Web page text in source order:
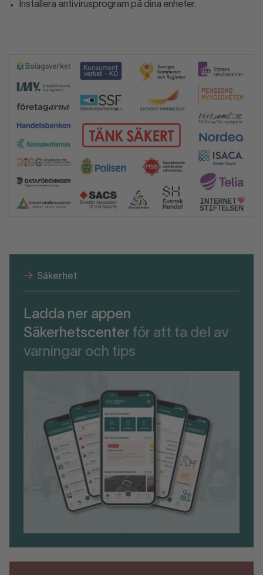
Installera antivirusprogram på dina enheter.
Säkerhet
Ladda ner appen
Säkerhetscenter för att ta del av
varningar och tips